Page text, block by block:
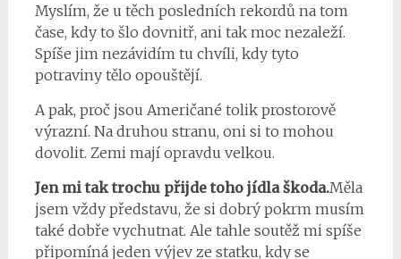
Myslím, že u těch posledních rekordů na tom
čase, kdy to šlo dovnitř, ani tak moc nezaleží.
Spíše jim nezávidím tu chvíli, kdy tyto
potraviny tělo opouštějí.
A pak, proč jsou Američané tolik prostorově
výrazní. Na druhou stranu, oni si to mohou
dovolit. Zemi mají opravdu velkou.
Jen mi tak trochu přijde toho jídla škoda.Měla
jsem vždy představu, že si dobrý pokrm musím
také dobře vychutnat. Ale tahle soutěž mi spíše
připomíná jeden výjev ze statku, kdy se